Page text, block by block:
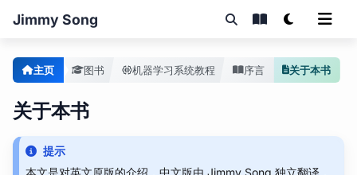
Jimmy Song
主页 图书 机器学习系统教程 序言 关于本书
关于本书
提示
本文是对英文原版的介绍，中文版由 Jimmy Song 独立翻译，